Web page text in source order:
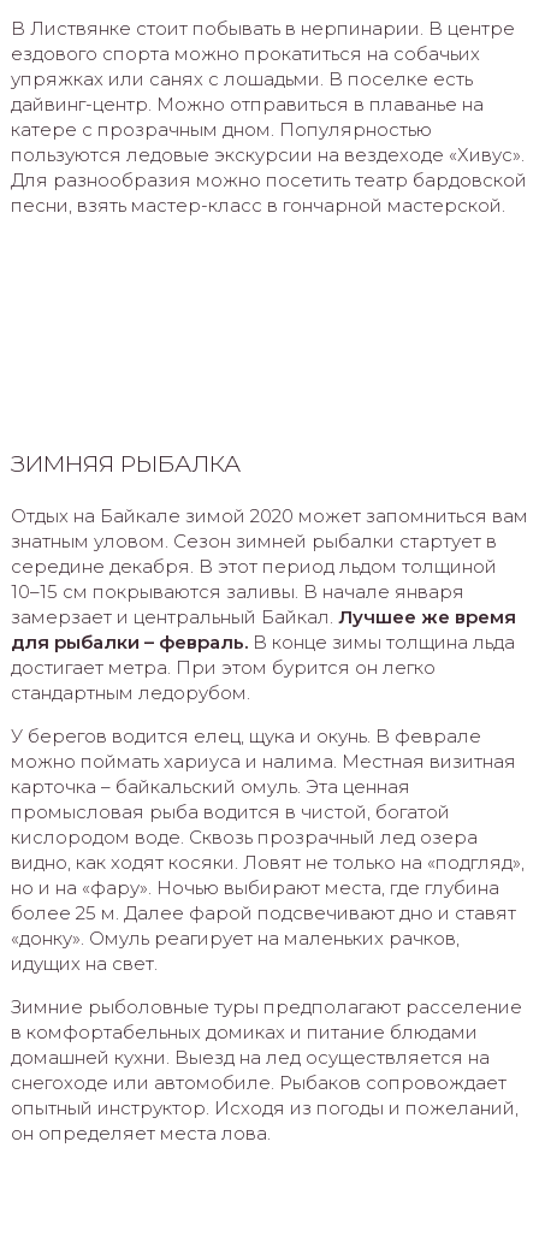
В Листвянке стоит побывать в нерпинарии. В центре
ездового спорта можно прокатиться на собачьих
упряжках или санях с лошадьми. В поселке есть
дайвинг-центр. Можно отправиться в плаванье на
катере с прозрачным дном. Популярностью
пользуются ледовые экскурсии на вездеходе «Хивус».
Для разнообразия можно посетить театр бардовской
песни, взять мастер-класс в гончарной мастерской.
ЗИМНЯЯ РЫБАЛКА
Отдых на Байкале зимой 2020 может запомниться вам
знатным уловом. Сезон зимней рыбалки стартует в
середине декабря. В этот период льдом толщиной
10–15 см покрываются заливы. В начале января
замерзает и центральный Байкал. Лучшее же время
для рыбалки – февраль.В конце зимы толщина льда
достигает метра. При этом бурится он легко
стандартным ледорубом.
У берегов водится елец, щука и окунь. В феврале
можно поймать хариуса и налима. Местная визитная
карточка – байкальский омуль. Эта ценная
промысловая рыба водится в чистой, богатой
кислородом воде. Сквозь прозрачный лед озера
видно, как ходят косяки. Ловят не только на «подгляд»,
но и на «фару». Ночью выбирают места, где глубина
более 25 м. Далее фарой подсвечивают дно и ставят
«донку». Омуль реагирует на маленьких рачков,
идущих на свет.
Зимние рыболовные туры предполагают расселение
в комфортабельных домиках и питание блюдами
домашней кухни. Выезд на лед осуществляется на
снегоходе или автомобиле. Рыбаков сопровождает
опытный инструктор. Исходя из погоды и пожеланий,
он определяет места лова.